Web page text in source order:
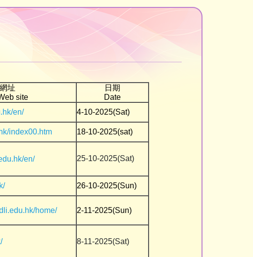
址
site
日期
Date
en/
4-10-2025(Sat)
index00.htm
18-10-2025(sat)
en/ 25-10-2025(Sat)
26-10-2025(Sun)
home/ 2-11-2025(Sun)
8-11-2025(Sat)